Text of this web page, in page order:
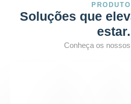
Soluções que
estar.
Conheça os